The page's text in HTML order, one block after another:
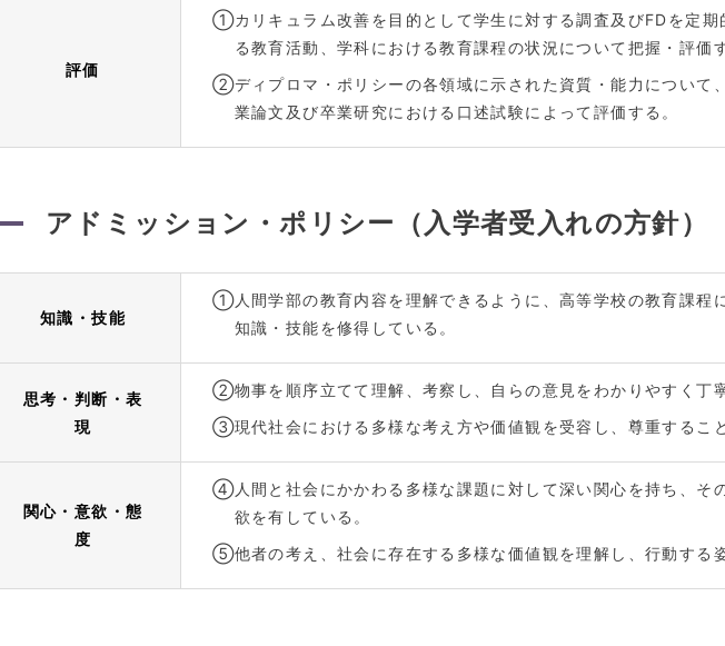
評価
①カリキュラム改善を目的として学生に対する調査及びFDを定
る教育活動、学科における教育課程の状況について把握・評価
②ディプロマ・ポリシーの各領域に示された資質・能力について
業論文及び卒業研究における口述試験によって評価する。
アドミッション・ポリシー（入学者受入れの方針）
知識・技能
①人間学部の教育内容を理解できるように、高等学校の教育課程
知識・技能を修得している。
思考・判断・表
現
②物事を順序立てて理解、考察し、自らの意見をわかりやすく丁
③現代社会における多様な考え方や価値観を受容し、尊重するこ
関心・意欲・態
度
④人間と社会にかかわる多様な課題に対して深い関心を持ち、そ
欲を有している。
⑤他者の考え、社会に存在する多様な価値観を理解し、行動する